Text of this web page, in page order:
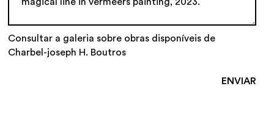
Consultar a galeria sobre obras disponíveis de
Charbel-joseph H. Boutros